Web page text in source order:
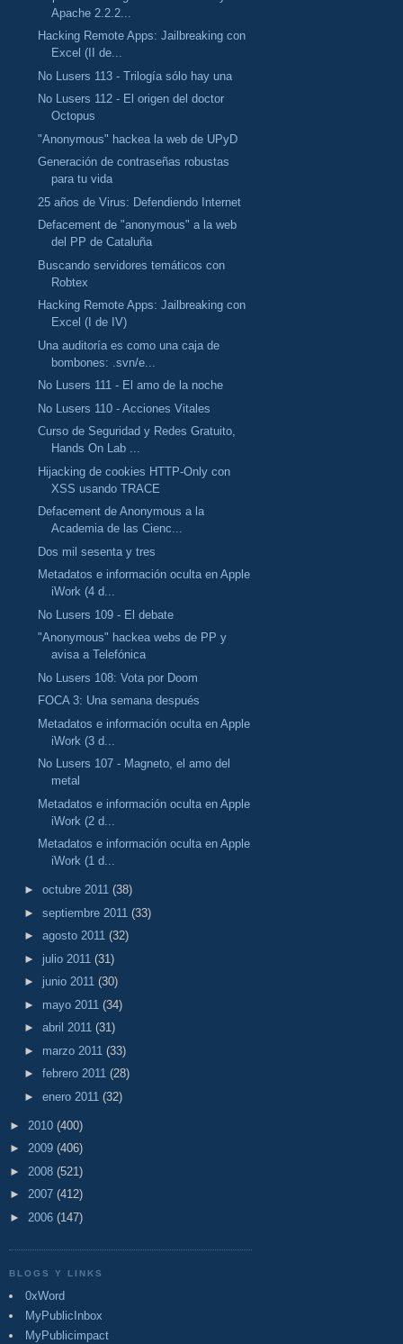
Apache 2.2.2...
Hacking Remote Apps: Jailbreaking con
Excel (II de...
No Lusers 113 - Trilogía sólo hay una
No Lusers 112 - El origen del doctor
Octopus
"Anonymous" hackea la web de UPyD
Generación de contraseñas robustas
para tu vida
25 años de Virus: Defendiendo Internet
Defacement de "anonymous" a la web
del PP de Cataluña
Buscando servidores temáticos con
Robtex
Hacking Remote Apps: Jailbreaking con
Excel (I de IV)
Una auditoría es como una caja de
bombones: .svn/e...
No Lusers 111 - El amo de la noche
No Lusers 110 - Acciones Vitales
Curso de Seguridad y Redes Gratuito,
Hands On Lab ...
Hijacking de cookies HTTP-Only con
XSS usando TRACE
Defacement de Anonymous a la
Academia de las Cienc...
Dos mil sesenta y tres
Metadatos e información oculta en Apple
iWork (4 d...
No Lusers 109 - El debate
"Anonymous" hackea webs de PP y
avisa a Telefónica
No Lusers 108: Vota por Doom
FOCA 3: Una semana después
Metadatos e información oculta en Apple
iWork (3 d...
No Lusers 107 - Magneto, el amo del
metal
Metadatos e información oculta en Apple
iWork (2 d...
Metadatos e información oculta en Apple
iWork (1 d...
► octubre 2011 (38)
► septiembre 2011 (33)
► agosto 2011 (32)
► julio 2011 (31)
► junio 2011 (30)
► mayo 2011 (34)
► abril 2011 (31)
► marzo 2011 (33)
► febrero 2011 (28)
► enero 2011 (32)
► 2010 (400)
► 2009 (406)
► 2008 (521)
► 2007 (412)
► 2006 (147)
BLOGS Y LINKS
0xWord
MyPublicInbox
MyPublicimpact